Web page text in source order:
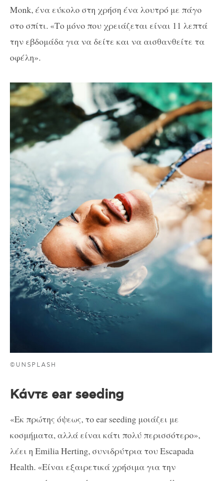
Monk, ένα εύκολο στη χρήση ένα λουτρό με πάγο
στο σπίτι. «Το μόνο που χρειάζεται είναι 11 λεπτά
την εβδομάδα για να δείτε και να αισθανθείτε τα
οφέλη».
©UNSPLASH
Κάντε ear seeding
«Εκ πρώτης όψεως, το ear seeding μοιάζει με
κοσμήματα, αλλά είναι κάτι πολύ περισσότερο»,
λέει η Emilia Herting, συνιδρύτρια του Escapada
Health. «Είναι εξαιρετικά χρήσιμα για την